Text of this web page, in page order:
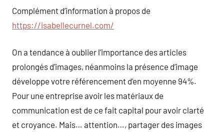
Complément d’information à propos de
https://isabellecurnel.com/
On a tendance à oublier l’importance des articles
prolongés d’images, néanmoins la présence d’image
développe votre référencement d’en moyenne 94%.
Pour une entreprise avoir les matériaux de
communication est de ce fait capital pour avoir clarté
et croyance. Mais… attention…, partager des images